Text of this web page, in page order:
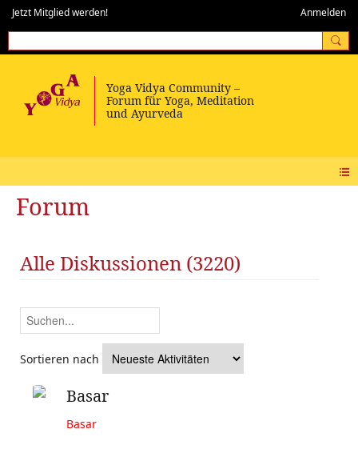
Jetzt Mitglied werden! Anmelden
Forum
Alle Diskussionen (3220)
Sortieren nach
Basar
Basar